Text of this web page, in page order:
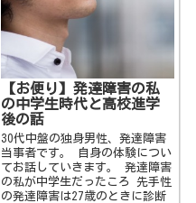
【お便り】発達障害の私
の中学生時代と高校進学
後の話
30代中盤の独身男性、発達障害
当事者です。 自身の体験につい
てお話していきます。 発達障害
の私が中学生だったころ 先手性
の発達障害は27歳のときに診断